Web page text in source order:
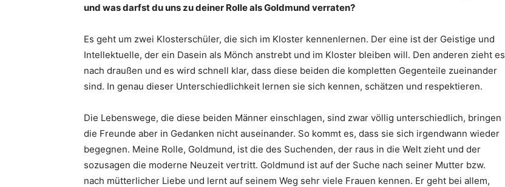
und was darfst du uns zu deiner Rolle als Goldmund verraten?
Es geht um zwei Klosterschüler, die sich im Kloster kennenlernen. Der eine ist der Geistige und
Intellektuelle, der ein Dasein als Mönch anstrebt und im Kloster bleiben will. Den anderen zieht es
nach draußen und es wird schnell klar, dass diese beiden die kompletten Gegenteile zueinander
sind. In genau dieser Unterschiedlichkeit lernen sie sich kennen, schätzen und respektieren.
Die Lebenswege, die diese beiden Männer einschlagen, sind zwar völlig unterschiedlich, bringen
die Freunde aber in Gedanken nicht auseinander. So kommt es, dass sie sich irgendwann wieder
begegnen. Meine Rolle, Goldmund, ist die des Suchenden, der raus in die Welt zieht und der
sozusagen die moderne Neuzeit vertritt. Goldmund ist auf der Suche nach seiner Mutter bzw.
nach mütterlicher Liebe und lernt auf seinem Weg sehr viele Frauen kennen. Er geht bei allem,